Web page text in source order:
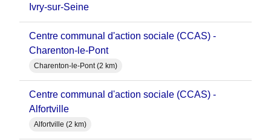
Ivry-sur-Seine
Centre communal d'action sociale (CCAS) -
Charenton-le-Pont
Charenton-le-Pont (2 km)
Centre communal d'action sociale (CCAS) -
Alfortville
Alfortville (2 km)